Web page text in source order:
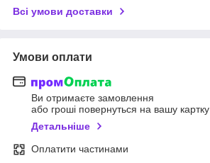
Всі умови доставки
Умови оплати
Ви отримаєте замовлення
або гроші повернуться на вашу картку
Детальніше
Оплатити частинами